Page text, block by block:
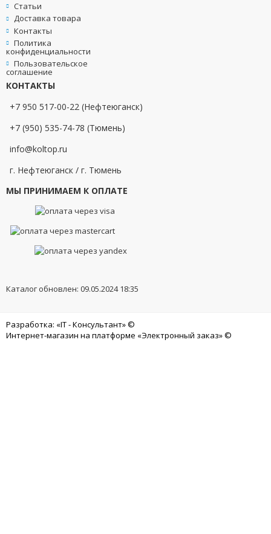
Статьи
Доставка товара
Контакты
Политика
конфиденциальности
Пользовательское
соглашение
КОНТАКТЫ
+7 950 517-00-22 (Нефтеюганск)
+7 (950) 535-74-78 (Тюмень)
info@koltop.ru
г. Нефтеюганск / г. Тюмень
МЫ ПРИНИМАЕМ К ОПЛАТЕ
Каталог обновлен: 09.05.2024 18:35
Разработка: «IT - Консультант» ©
Интернет-магазин на платформе «Электронный заказ» ©